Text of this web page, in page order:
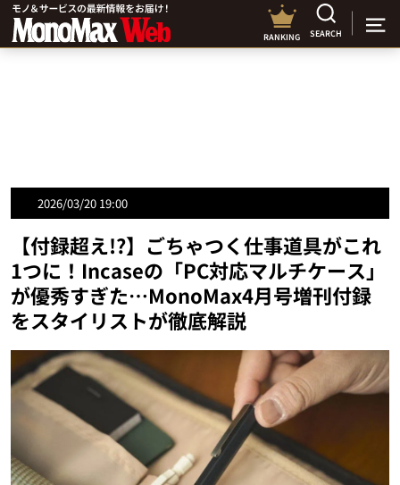
RANKING SEARCH
2026/03/20 19:00
【付録超え!?】ごちゃつく仕事道具がこれ
1つに！Incaseの「PC対応マルチケース」
が優秀すぎた…MonoMax4月号増刊付録
をスタイリストが徹底解説